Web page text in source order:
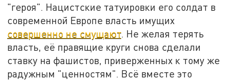
"героя". Нацистские татуировки его солдат в
современной Европе власть имущих
совершенно не смущают. Не желая терять
власть, её правящие круги снова сделали
ставку на фашистов, приверженных к тому же
радужным "ценностям". Всё вместе это